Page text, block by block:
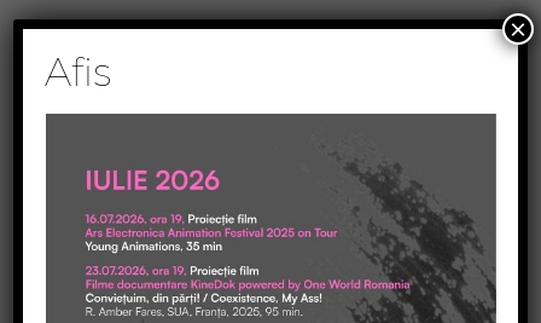
Dans. Dans. Dans.
DUMITRU DINEL TEODORESCU
Afis
×